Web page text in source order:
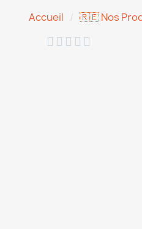
Accueil 🇷🇪 Nos
    